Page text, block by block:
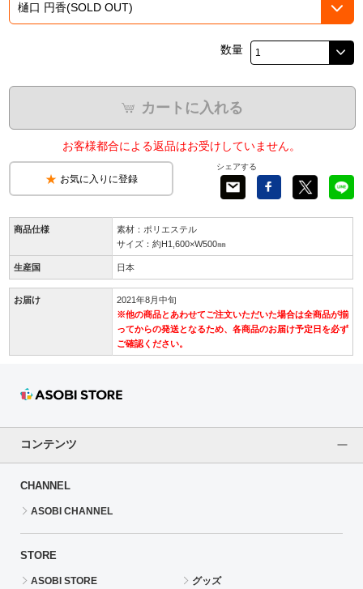
数量
カートに入れる
お客様都合による返品はお受けしていません。
お気に入りに登録
シェアする
商品仕様
素材：ポリエステル
サイズ：約H1,600×W500㎜
生産国 日本
お届け
2021年8月中旬
※他の商品とあわせてご注文いただいた場合は全商品が揃
ってからの発送となるため、各商品のお届け予定日を必ず
ご確認ください。
コンテンツ
CHANNEL
ASOBI CHANNEL
STORE
ASOBI STORE グッズ